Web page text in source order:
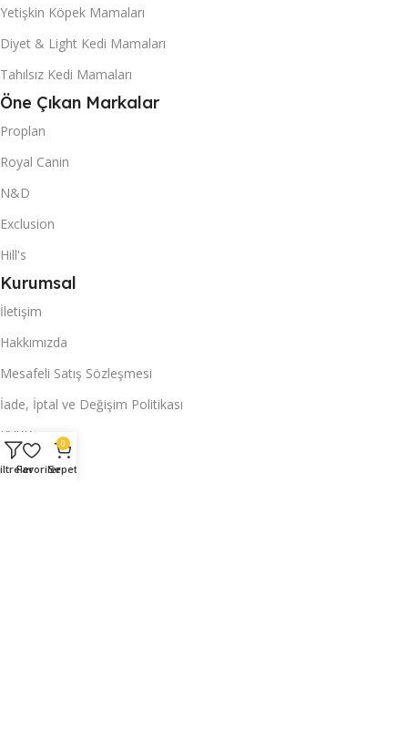
Yetişkin Köpek Mamaları
Diyet & Light Kedi Mamaları
Tahılsız Kedi Mamaları
Öne Çıkan Markalar
Proplan
Royal Canin
N&D
Exclusion
Hill's
Kurumsal
İletişim
Hakkımızda
Mesafeli Satış Sözleşmesi
İade, İptal ve Değişim Politikası
KVKK
Hesabım
Favoriler
0
Sepet